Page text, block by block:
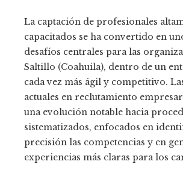
La captación de profesionales
capacitados se ha convertido en
desafíos centrales para las
Saltillo (Coahuila), dentro de un
cada vez más ágil y competitivo.
actuales en reclutamiento
una evolución notable hacia
sistematizados, enfocados en
precisión las competencias y en
experiencias más claras para los